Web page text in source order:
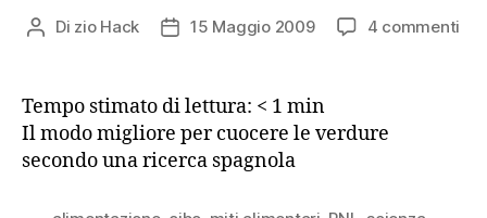
Autore
Di zio Hack
Data15 Maggio 2009 4 commenti
Tempo stimato di lettura: < 1 min
Il modo migliore per cuocere le verdure
secondo una ricerca spagnola